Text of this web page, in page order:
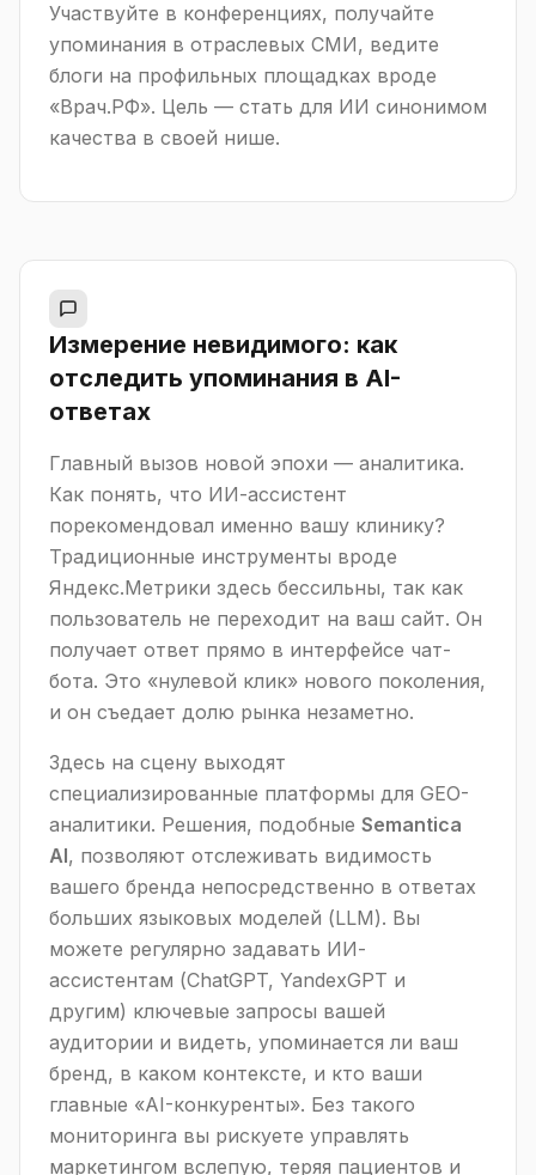
Участвуйте в конференциях, получайте
упоминания в отраслевых СМИ, ведите
блоги на профильных площадках вроде
«Врач.РФ». Цель — стать для ИИ синонимом
качества в своей нише.
Измерение невидимого: как
отследить упоминания в AI-
ответах
Главный вызов новой эпохи — аналитика.
Как понять, что ИИ-ассистент
порекомендовал именно вашу клинику?
Традиционные инструменты вроде
Яндекс.Метрики здесь бессильны, так как
пользователь не переходит на ваш сайт. Он
получает ответ прямо в интерфейсе чат-
бота. Это «нулевой клик» нового поколения,
и он съедает долю рынка незаметно.
Здесь на сцену выходят
специализированные платформы для GEO-
аналитики. Решения, подобные Semantica
AI, позволяют отслеживать видимость
вашего бренда непосредственно в ответах
больших языковых моделей (LLM). Вы
можете регулярно задавать ИИ-
ассистентам (ChatGPT, YandexGPT и
другим) ключевые запросы вашей
аудитории и видеть, упоминается ли ваш
бренд, в каком контексте, и кто ваши
главные «AI-конкуренты». Без такого
мониторинга вы рискуете управлять
маркетингом вслепую, теряя пациентов и